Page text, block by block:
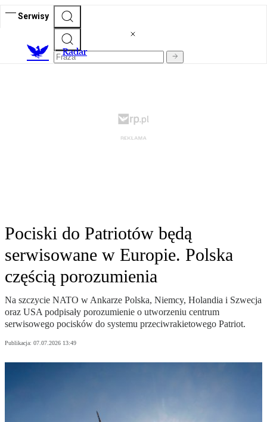
Serwisy
Radar
Pociski do Patriotów będą
serwisowane w Europie. Polska
częścią porozumienia
Na szczycie NATO w Ankarze Polska, Niemcy, Holandia i Szwecja
oraz USA podpisały porozumienie o utworzeniu centrum
serwisowego pocisków do systemu przeciwrakietowego Patriot.
Publikacja: 07.07.2026 13:49